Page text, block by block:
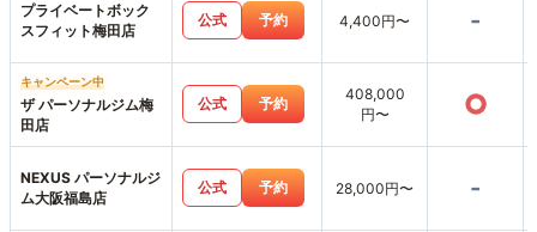
プライベートボック
スフィット梅田店
公式 予約 4,400円〜 -
キャンペーン中
ザ パーソナルジム梅
田店
公式 予約
408,000
円〜
○
NEXUS パーソナルジ
ム大阪福島店
公式 予約 28,000円〜 -